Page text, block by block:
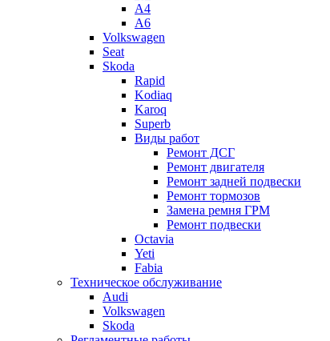
A4
A6
Volkswagen
Seat
Skoda
Rapid
Kodiaq
Karoq
Superb
Виды работ
Ремонт ДСГ
Ремонт двигателя
Ремонт задней подвески
Ремонт тормозов
Замена ремня ГРМ
Ремонт подвески
Octavia
Yeti
Fabia
Техническое обслуживание
Audi
Volkswagen
Skoda